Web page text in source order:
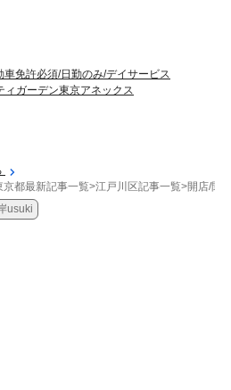
車免許必須/日勤のみ/デイサービス
ガーデン東京アネックス
京都最新記事一覧>江戸川区記事一覧>開店/閉
usuki